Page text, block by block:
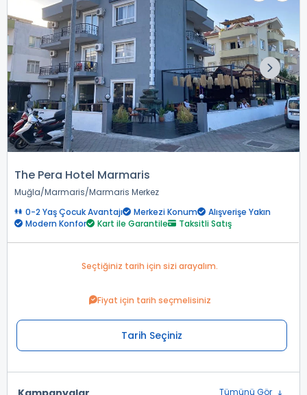
The Pera Hotel Marmaris
Muğla Marmaris Marmaris Merkez
0-2 Yaş Çocuk Avantajı
Merkezi Konum
Alışverişe Yakın
Modern Konfor
Kart ile Garantile Taksitli Satış
Seçtiğiniz tarih için sizi arayalım.
Fiyat için tarih seçmelisiniz
Tarih Seçiniz
Tümünü Gör